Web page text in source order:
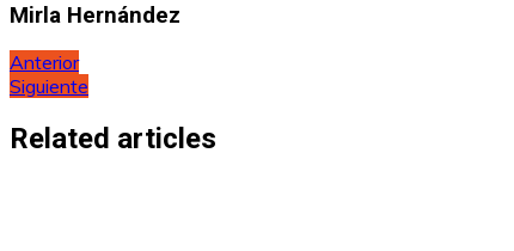
Mirla Hernández
Navegación
de
entradas
Anterior
Siguiente
Related articles